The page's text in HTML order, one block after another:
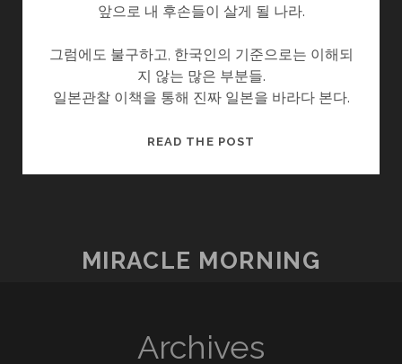
앞으로 내 후손들이 살게 될 나라.
그럼에도 불구하고, 한국인의 기준으로는 이해되
지 않는 많은 부분들.
일본관찰 이책을 통해 진짜 일본을 바라다 본다.
READ THE POST
가
남
MIRACLE MORNING
Archives